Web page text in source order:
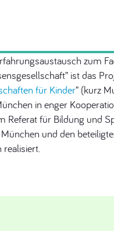
zum
ist das
für Kinder” (kurz
in enger
Referat für Bildung und
und den
realisiert.